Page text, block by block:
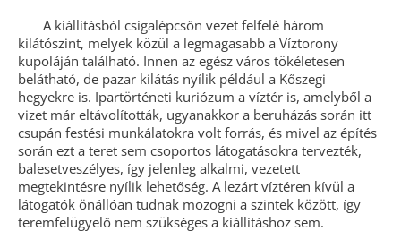
A kiállításból csigalépcsőn vezet felfelé három
kilátószint, melyek közül a legmagasabb a Víztorony
kupoláján található. Innen az egész város tökéletesen
belátható, de pazar kilátás nyílik például a Kőszegi
hegyekre is. Ipartörténeti kuriózum a víztér is, amelyből a
vizet már eltávolították, ugyanakkor a beruházás során itt
csupán festési munkálatokra volt forrás, és mivel az építés
során ezt a teret sem csoportos látogatásokra tervezték,
balesetveszélyes, így jelenleg alkalmi, vezetett
megtekintésre nyílik lehetőség. A lezárt víztéren kívül a
látogatók önállóan tudnak mozogni a szintek között, így
teremfelügyelő nem szükséges a kiállításhoz sem.